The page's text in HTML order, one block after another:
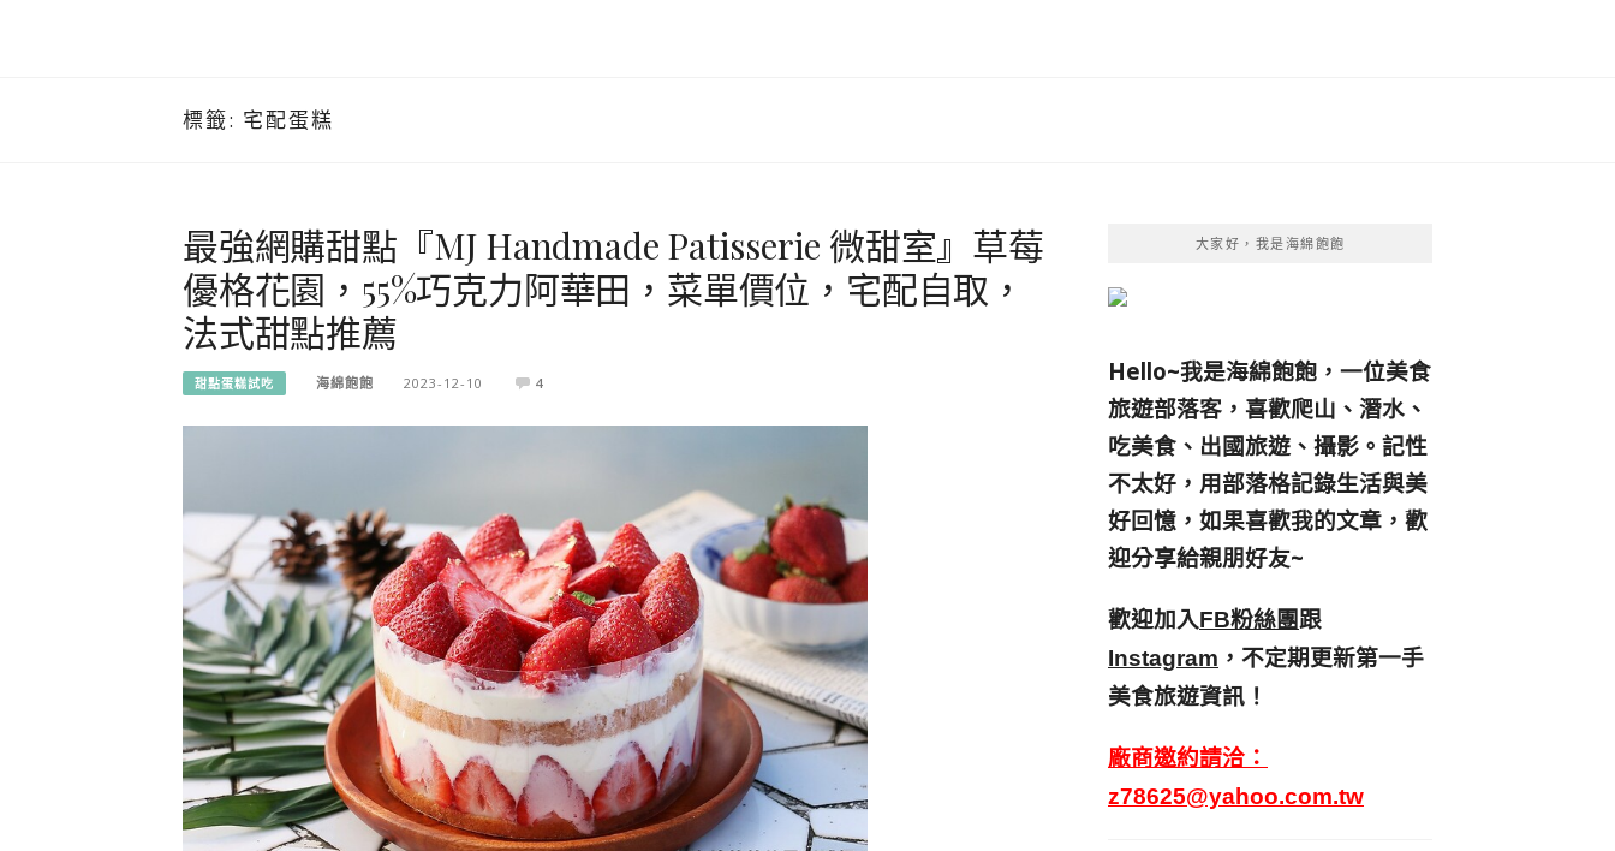
標籤: 宅配蛋糕
最強網購甜點『MJ Handmade Patisserie 微甜室』草莓
優格花園，55%巧克力阿華田，菜單價位，宅配自取，
法式甜點推薦
甜點蛋糕試吃 海綿飽飽 2023-12-10 4
大家好，我是海綿飽飽
Hello~我是海綿飽飽，一位美食
旅遊部落客， 喜歡爬山、潛水、
吃美食、出國旅遊、攝影。 記性
不太好，用部落格記錄生活與美
好回憶， 如果喜歡我的文章，歡
迎分享給親朋好友~
歡迎加入FB粉絲團跟
Instagram ，不定期更新第一手
美食旅遊資訊！
廠商邀約請洽：
z78625@yahoo.com.tw